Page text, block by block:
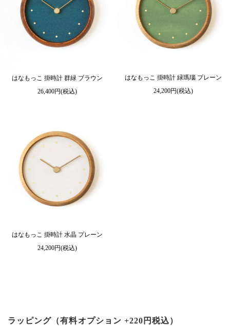
はなもっこ 掛時計 群緑 ブラウン
26,400円(税込)
はなもっこ 掛時計 緑瑪瑙 プレーン
24,200円(税込)
はなもっこ 掛時計 水晶 プレーン
24,200円(税込)
ラッピング（有料オプション +220円税込）